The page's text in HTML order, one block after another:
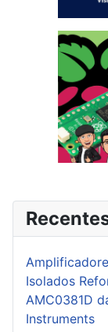
Isolados
AMC0381D
Instruments